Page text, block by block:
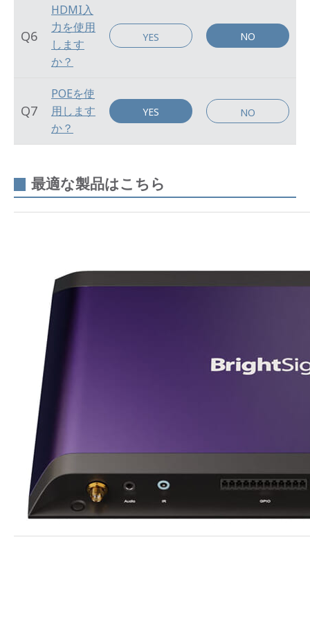
Q6
HDMI入
力を使用
します
か？
YES NO
Q7
POEを使
用します
か？
YES NO
最適な製品はこちら